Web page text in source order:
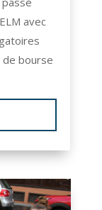
avec
de bourse